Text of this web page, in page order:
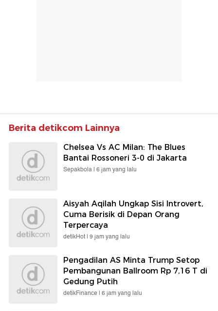
Berita detikcom Lainnya
Chelsea Vs AC Milan: The Blues
Bantai Rossoneri 3-0 di Jakarta
Sepakbola | 6 jam yang lalu
Aisyah Aqilah Ungkap Sisi Introvert,
Cuma Berisik di Depan Orang
Terpercaya
detikHot | 9 jam yang lalu
Pengadilan AS Minta Trump Setop
Pembangunan Ballroom Rp 7,16 T di
Gedung Putih
detikFinance | 6 jam yang lalu